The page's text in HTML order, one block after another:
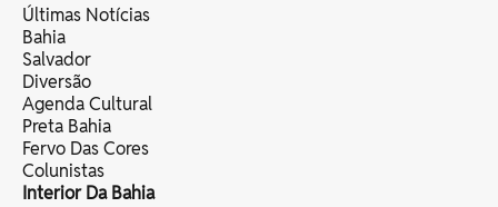
Últimas Notícias
Bahia
Salvador
Diversão
Agenda Cultural
Preta Bahia
Fervo Das Cores
Colunistas
Interior Da Bahia